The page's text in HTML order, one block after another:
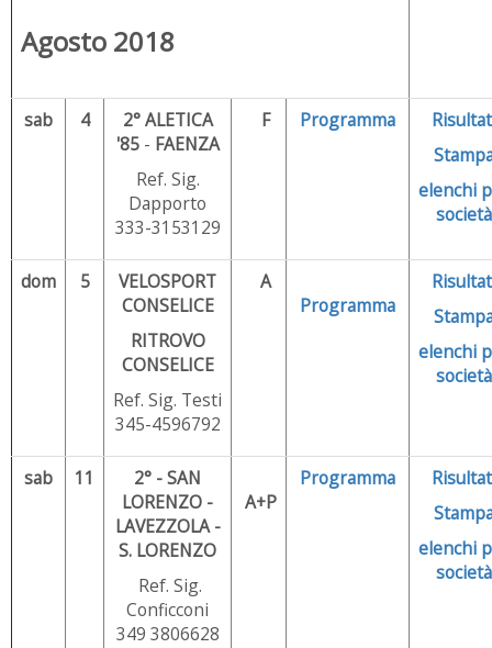
Agosto 2018
sab 4
2° ALETICA
'85- FAENZA
Ref. Sig.
Dapporto
333-3153129
F Programma
elenchi
società
dom 5
VELOSPORT
CONSELICE
RITROVO
CONSELICE
Ref. Sig. Testi
345-4596792
A
Programma
elenchi
società
sab 11 2° -SAN
LORENZO -
LAVEZZOLA -
S. LORENZO
Ref. Sig.
Conficconi
349 3806628
A+P
Programma
elenchi
società